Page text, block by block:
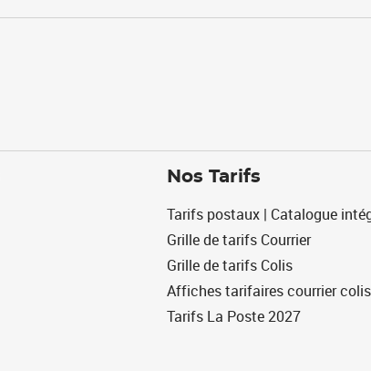
Nos Tarifs
Tarifs postaux | Catalogue
Grille de tarifs Courrier
Grille de tarifs Colis
Affiches tarifaires courrier colis
Tarifs La Poste 2027